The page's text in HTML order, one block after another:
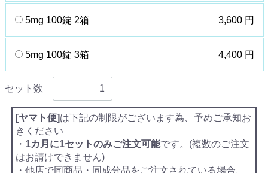
5mg 100錠 2箱 3,600 円
5mg 100錠 3箱 4,400 円
セット数
[ヤマト便]は下記の制限がございます為、予めご承知お
きください
・ 1カ月に1セットのみご注文可能です。(複数のご注文
はお請けできません)
・他店で同商品・同成分品をご注文されている場合、